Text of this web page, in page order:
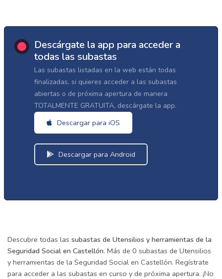
Descárgate la app para acceder a
todas las subastas
Las subastas listadas en la web están todas
finalizadas, si quieres acceder a las subastas
abiertas o de próxima apertura de manera
TOTALMENTE GRATUITA, descárgate la app.
Descargar para iOS
Descargar para Android
Descubre todas las subastas de Utensilios y herramientas de la
Seguridad Social en Castellón. Más de 0 subastas de Utensilios
y herramientas de la Seguridad Social en Castellón. Regístrate
para acceder a las subastas en curso y de próxima apertura. ¡No